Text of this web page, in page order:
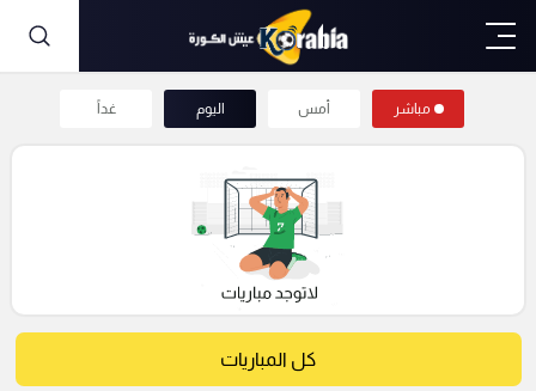
مباشر أمس اليوم غداً
كل المباريات